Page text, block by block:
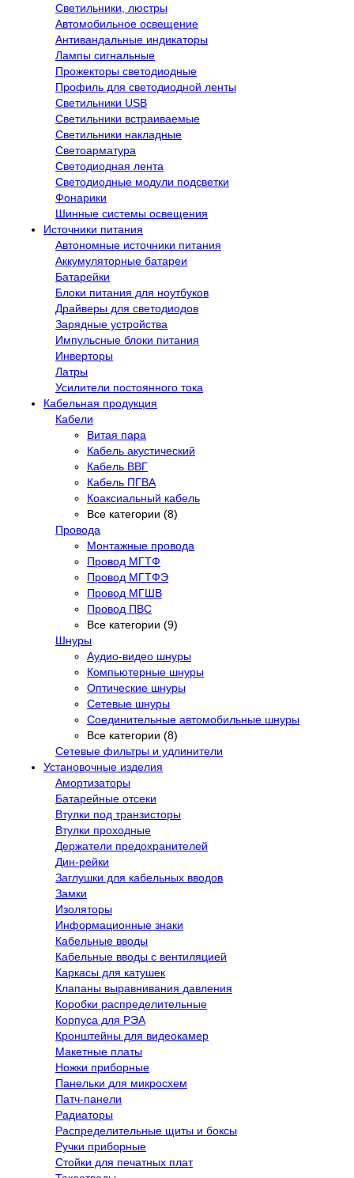
Cветильники, люстры
Автомобильное освещение
Антивандальные индикаторы
Лампы сигнальные
Прожекторы светодиодные
Профиль для светодиодной ленты
Светильники USB
Светильники встраиваемые
Светильники накладные
Светоарматура
Светодиодная лента
Светодиодные модули подсветки
Фонарики
Шинные системы освещения
Источники питания
Автономные источники питания
Аккумуляторные батареи
Батарейки
Блоки питания для ноутбуков
Драйверы для светодиодов
Зарядные устройства
Импульсные блоки питания
Инверторы
Латры
Усилители постоянного тока
Кабельная продукция
Кабели
Витая пара
Кабель акустический
Кабель ВВГ
Кабель ПГВА
Коаксиальный кабель
Все категории (8)
Провода
Монтажные провода
Провод МГТФ
Провод МГТФЭ
Провод МГШВ
Провод ПВС
Все категории (9)
Шнуры
Аудио-видео шнуры
Компьютерные шнуры
Оптические шнуры
Сетевые шнуры
Соединительные автомобильные шнуры
Все категории (8)
Сетевые фильтры и удлинители
Установочные изделия
Амортизаторы
Батарейные отсеки
Втулки под транзисторы
Втулки проходные
Держатели предохранителей
Дин-рейки
Заглушки для кабельных вводов
Замки
Изоляторы
Информационные знаки
Кабельные вводы
Кабельные вводы с вентиляцией
Каркасы для катушек
Клапаны выравнивания давления
Коробки распределительные
Корпуса для РЭА
Кронштейны для видеокамер
Макетные платы
Ножки приборные
Панельки для микросхем
Патч-панели
Радиаторы
Распределительные щиты и боксы
Ручки приборные
Стойки для печатных плат